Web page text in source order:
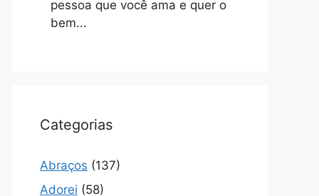
pessoa que você ama e quer o
bem...
Categorias
Abraços (137)
Adorei (58)